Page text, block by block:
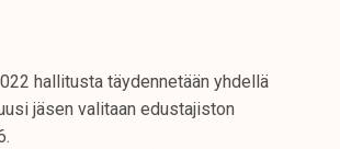
hallitusta täydennetään yhdellä
jäsen valitaan edustajiston